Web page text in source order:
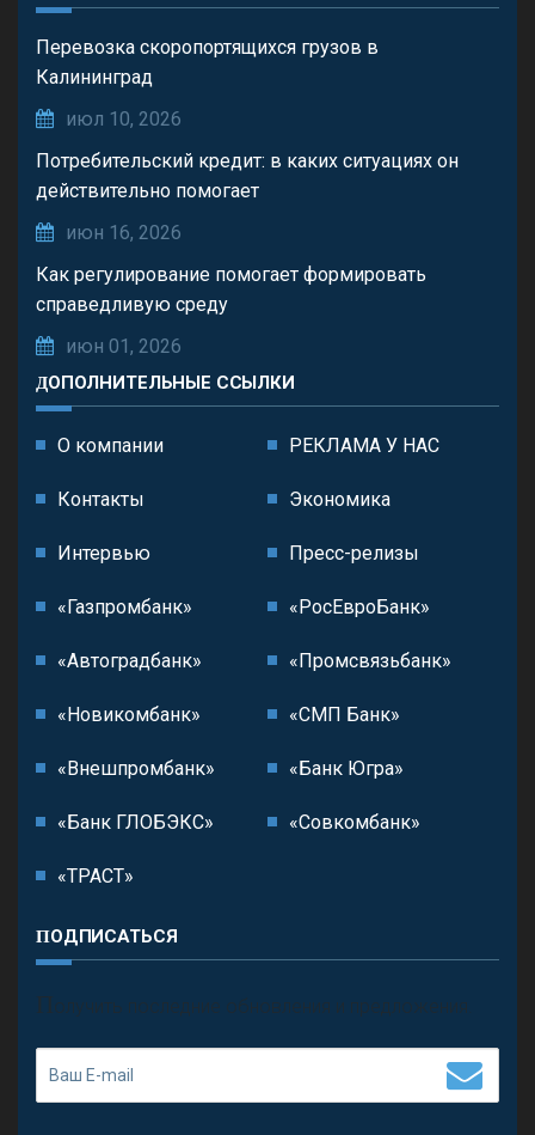
Перевозка скоропортящихся грузов в
Калининград
июл 10, 2026
Потребительский кредит: в каких ситуациях он
действительно помогает
июн 16, 2026
Как регулирование помогает формировать
справедливую среду
июн 01, 2026
ДОПОЛНИТЕЛЬНЫЕ ССЫЛКИ
О компании РЕКЛАМА У НАС
Контакты Экономика
Интервью Пресс-релизы
«Газпромбанк» «РосЕвроБанк»
«Автоградбанк» «Промсвязьбанк»
«Новикомбанк» «СМП Банк»
«Внешпромбанк» «Банк Югра»
«Банк ГЛОБЭКС» «Совкомбанк»
«ТРАСТ»
ПОДПИСАТЬСЯ
П олучить последние обновления и предложения.